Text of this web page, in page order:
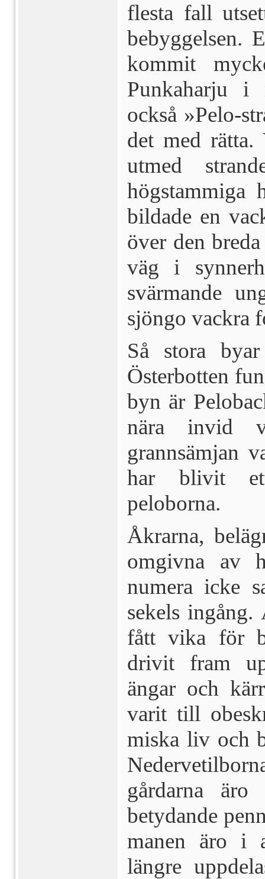
flesta fall
bebyggelsen.
kommit
Punkaharju i
också »Pelo-
det med
utmed
högstammiga
bildade en
över den
väg i
svärmande
sjöngo vackra
Så stora
Österbotten
byn är
nära invid
grannsämjan
har blivit
peloborna.
Åkrarna,
omgivna av
numera icke
sekels
fått vika för
drivit fram
ängar och
varit till
miska liv och
gårdarna
betydande
manen äro i
längre